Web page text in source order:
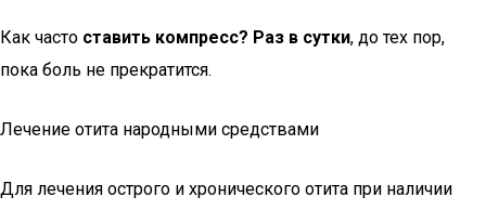
Как часто ставить компресс? Раз в сутки, до тех пор,
пока боль не прекратится.
Лечение отита народными средствами
Для лечения острого и хронического отита при наличии